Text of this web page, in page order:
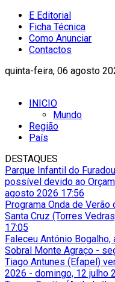
E Editorial
Ficha Técnica
Como Anunciar
Contactos
quinta-feira, 06 agosto
INICIO
Mundo
Região
País
DESTAQUES
Parque Infantil do
possível devido ao
agosto 2026 17:56
Programa Onda de
Santa Cruz (Torres
17:05
Faleceu António
Sobral Monte Agraço -
Tiago Antunes (Efapel)
2026 - domingo, 12 julho